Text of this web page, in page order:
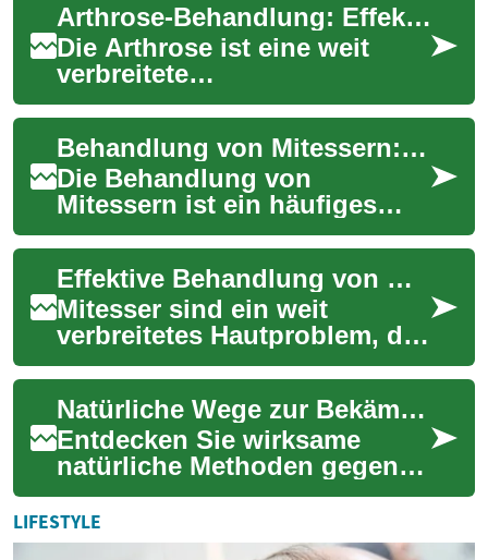
Arthrose-Behandlung: Effektive Methoden zur Linderung von Gelenkschmerzen
Die Arthrose ist eine weit
verbreitete
Gelenkerkrankung, die
Millionen von Menschen
weltweit betrifft. Sie
verursacht...
Behandlung von Mitessern: Effektive Methoden für eine klare Haut
Die Behandlung von
Mitessern ist ein häufiges
Anliegen in der Hautpflege.
Diese kleinen, dunklen
Punkte, die sich oft...
Effektive Behandlung von Mitessern: Tipps und Methoden für eine klare Haut
Mitesser sind ein weit
verbreitetes Hautproblem, das
viele Menschen betrifft. Diese
kleinen, dunklen Punkte auf
der H...
Natürliche Wege zur Bekämpfung von Tagesmüdigkeit
Entdecken Sie wirksame
natürliche Methoden gegen
Tagesmüdigkeit und für
erholsamen Schlaf. Von
bewährten Kräutern übe...
LIFESTYLE